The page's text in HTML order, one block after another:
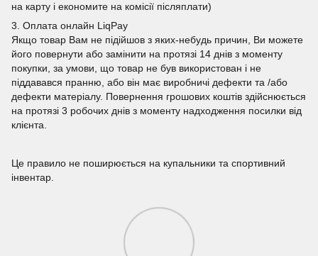
на карту і економите на комісії післяплати)
3. Оплата онлайн LiqPay
Якщо товар Вам не підійшов з яких-небудь причин, Ви можете
його повернути або замінити на протязі 14 днів з моменту
покупки, за умови, що товар не був використован і не
піддавався пранню, або він має виробничі дефекти та /або
дефекти матеріалу. Повернення грошових коштів здійснюється
на протязі 3 робочих днів з моменту надходження посилки від
клієнта.
Це правило не поширюється на купальники та спортивний
інвентар.